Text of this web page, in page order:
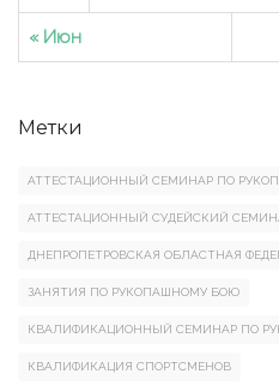
« Июн
Метки
АТТЕСТАЦИОННЫЙ СЕМИНАР ПО
АТТЕСТАЦИОННЫЙ СУДЕЙСКИЙ
ДНЕПРОПЕТРОВСКАЯ ОБЛАСТНАЯ
ЗАНЯТИЯ ПО РУКОПАШНОМУ БОЮ
КВАЛИФИКАЦИОННЫЙ СЕМИНАР ПО
КВАЛИФИКАЦИЯ СПОРТСМЕНОВ